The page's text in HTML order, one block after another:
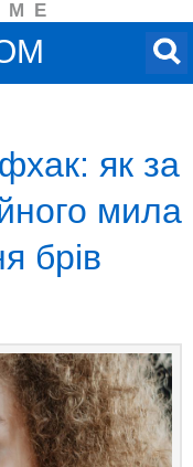
як за
мила
брів